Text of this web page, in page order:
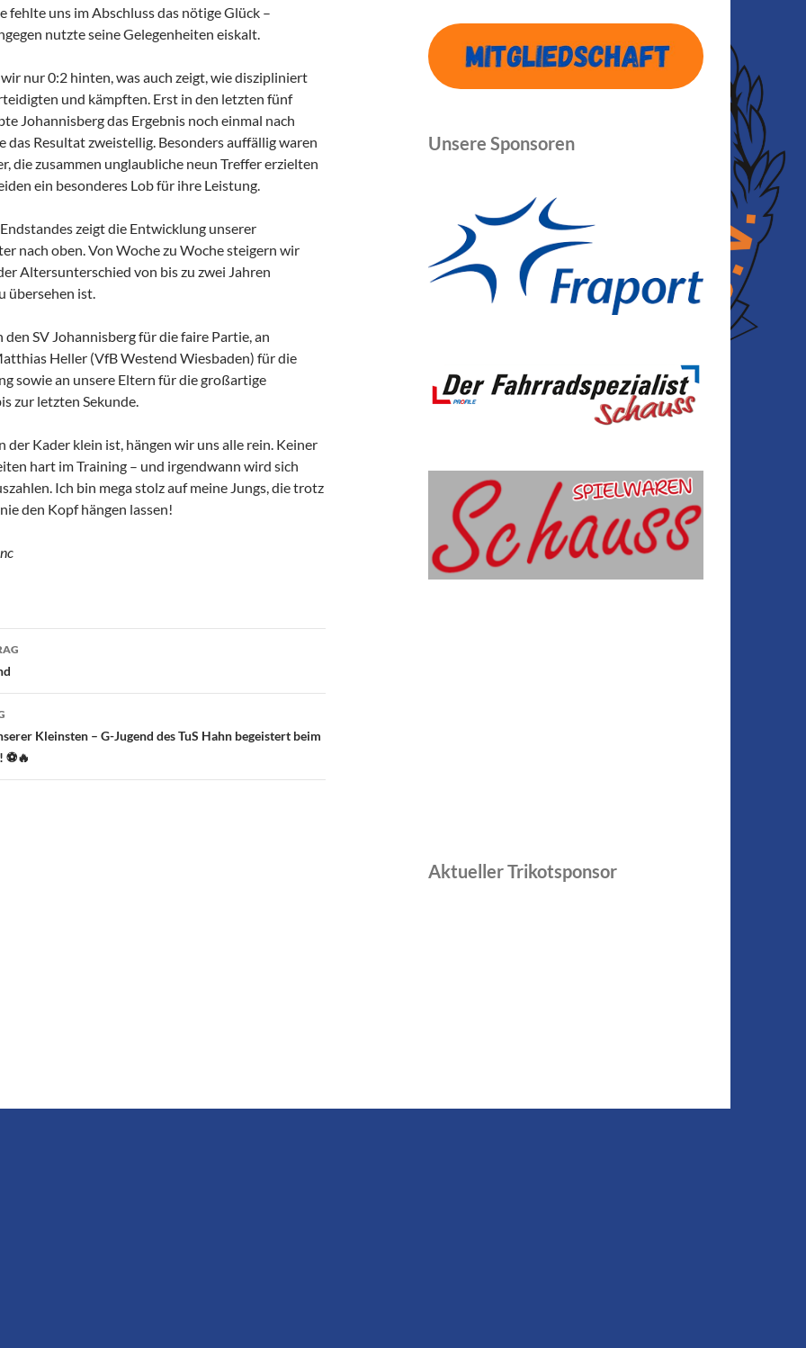
fehlte uns im Abschluss das nötige Glück –
nutzte seine Gelegenheiten eiskalt.
nur 0:2 hinten, was auch zeigt, wie diszipliniert
und kämpften. Erst in den letzten fünf
Johannisberg das Ergebnis noch einmal nach
das Resultat zweistellig. Besonders auffällig waren
die zusammen unglaubliche neun Treffer erzielten
ein besonderes Lob für ihre Leistung.
zeigt die Entwicklung unserer
nach oben. Von Woche zu Woche steigern wir
Altersunterschied von bis zu zwei Jahren
übersehen ist.
den SV Johannisberg für die faire Partie, an
Heller (VfB Westend Wiesbaden) für die
sowie an unsere Eltern für die großartige
zur letzten Sekunde.
der Kader klein ist, hängen wir uns alle rein. Keiner
hart im Training – und irgendwann wird sich
Ich bin mega stolz auf meine Jungs, die trotz
den Kopf hängen lassen!
Kleinsten – G-Jugend des TuS Hahn begeistert beim
⚽🔥
Unsere Sponsoren
Aktueller Trikotsponsor